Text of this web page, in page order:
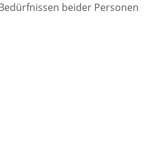
beider Personen